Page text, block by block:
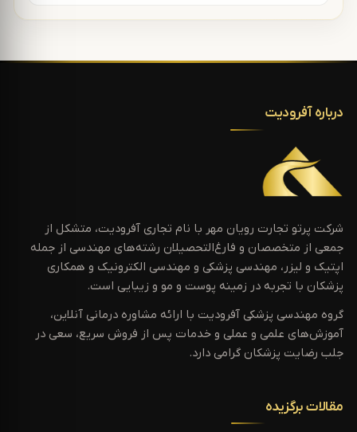
درباره آفرودیت
شرکت پرتو تجارت رویان مهر با نام تجاری آفرودیت، متشکل از
جمعی از متخصصان و فارغ‌التحصیلان رشته‌های مهندسی از جمله
اپتیک و لیزر، مهندسی پزشکی و مهندسی الکترونیک و همکاری
پزشکان با تجربه در زمینه پوست و مو و زیبایی است.
گروه مهندسی پزشکی آفرودیت با ارائه مشاوره درمانی آنلاین،
آموزش‌های علمی و عملی و خدمات پس از فروش سریع، سعی در
جلب رضایت پزشکان گرامی دارد.
مقالات برگزیده